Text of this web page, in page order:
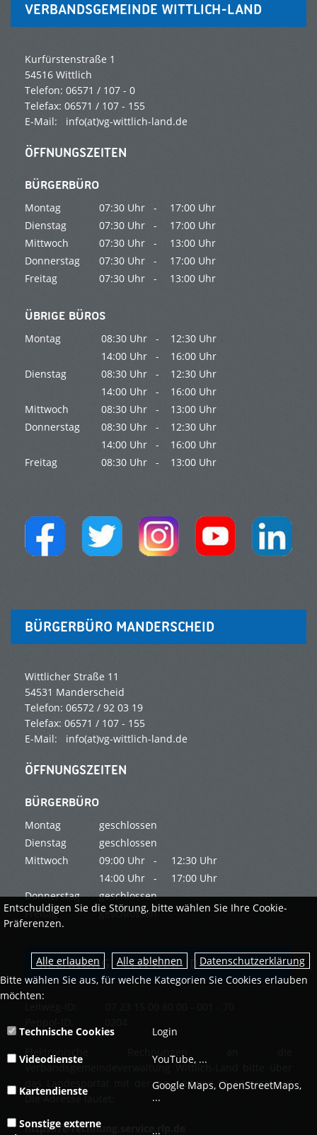
VERBANDSGEMEINDE WITTLICH-LAND
Kurfürstenstraße 1
54516 Wittlich
Telefon: 06571 / 107 - 0
Telefax: 06571 / 107 - 155
E-Mail: info(at)vg-wittlich-land.de
ÖFFNUNGSZEITEN
BÜRGERBÜRO
Montag 07:30 Uhr -
17:00 Uhr
Dienstag
07:30 Uhr -
17:00 Uhr
Mittwoch
07:30 Uhr -
13:00 Uhr
Donnerstag
07:30 Uhr -
17:00 Uhr
Freitag
07:30 Uhr - 13:00 Uhr
ÜBRIGE BÜROS
Montag 08:30 Uhr -
12:30 Uhr
14:00 Uhr -
16:00 Uhr
Dienstag
08:30 Uhr -
12:30 Uhr
14:00 Uhr -
16:00 Uhr
Mittwoch
08:30 Uhr -
13:00 Uhr
Donnerstag
08:30 Uhr -
12:30 Uhr
14:00 Uhr -
16:00 Uhr
Freitag
08:30 Uhr - 13:00 Uhr
BÜRGERBÜRO MANDERSCHEID
Wittlicher Straße 11
54531 Manderscheid
Telefon: 06572 / 92 03 19
Telefax: 06571 / 107 - 155
E-Mail: info(at)vg-wittlich-land.de
ÖFFNUNGSZEITEN
BÜRGERBÜRO
Montag
geschlossen
Dienstag
geschlossen
Mittwoch
09:00 Uhr - 12:30 Uhr
14:00 Uhr -
17:00 Uhr
Donnerstag
geschlossen
Freitag
geschlossen
RECHNUNG - LEITWEG-ID
Verbandsgemeindeverwaltung Wittlich-Land bitte über
das Landesportal mit der o.g. Leitweg ID adressieren!
Die Adresse lautet:
https://e-rechnung.service.rlp.de
Entschuldigen Sie die Störung, bitte wählen Sie Ihre Cookie-
Präferenzen.
Datenschutzerklärung
Bitte wählen Sie aus, für welche Kategorien Sie Cookies erlauben
möchten:
Technische Cookies Login
Videodienste YouTube, ...
Kartendienste
Google Maps, OpenStreetMaps,
...
Sonstige externe
...